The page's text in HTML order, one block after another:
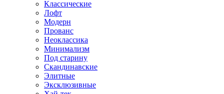
Классические
Лофт
Модерн
Прованс
Неоклассика
Минимализм
Под старину
Скандинавские
Элитные
Эксклюзивные